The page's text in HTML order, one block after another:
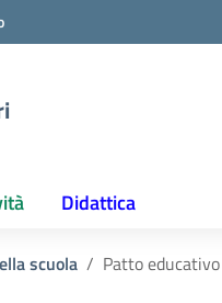
Didattica
scuola Patto